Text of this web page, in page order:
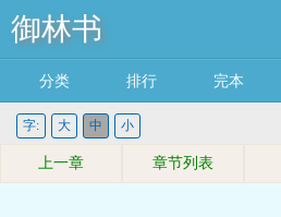
御林书
分类 排行 完本
字: 大 中 小
上一章 章节列表